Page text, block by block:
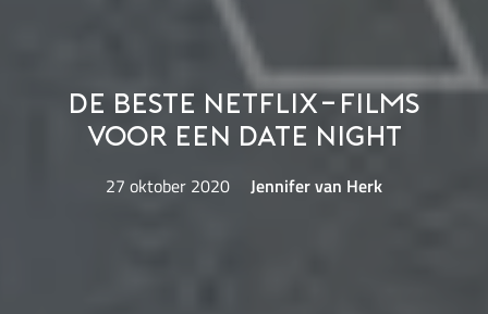
De beste Netflix-films
voor een date night
27 oktober 2020 Jennifer van Herk